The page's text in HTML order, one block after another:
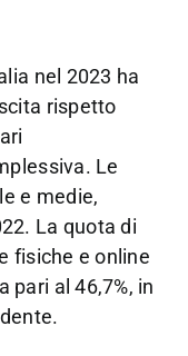
nel 2023 ha
rispetto
Le
e medie,
La quota di
fisiche e online
pari al 46,7%, in